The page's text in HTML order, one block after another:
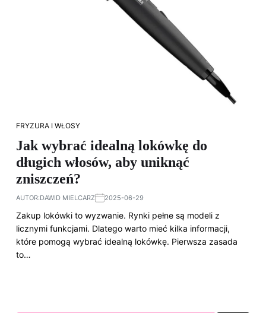
FRYZURA I WŁOSY
Jak wybrać idealną lokówkę do
długich włosów, aby uniknąć
zniszczeń?
AUTOR:DAWID MIELCARZ 2025-06-29
Zakup lokówki to wyzwanie. Rynki pełne są modeli z
licznymi funkcjami. Dlatego warto mieć kilka informacji,
które pomogą wybrać idealną lokówkę. Pierwsza zasada
to…